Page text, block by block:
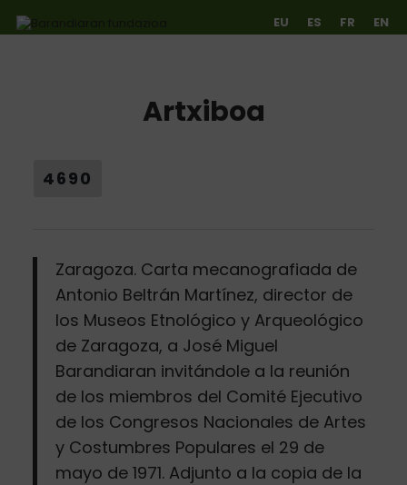
Ir directamente al contenido
EU ES FR EN
Artxiboa
4690
Zaragoza. Carta mecanografiada de
Antonio Beltrán Martínez, director de
los Museos Etnológico y Arqueológico
de Zaragoza, a José Miguel
Barandiaran invitándole a la reunión
de los miembros del Comité Ejecutivo
de los Congresos Nacionales de Artes
y Costumbres Populares el 29 de
mayo de 1971. Adjunto a la copia de la